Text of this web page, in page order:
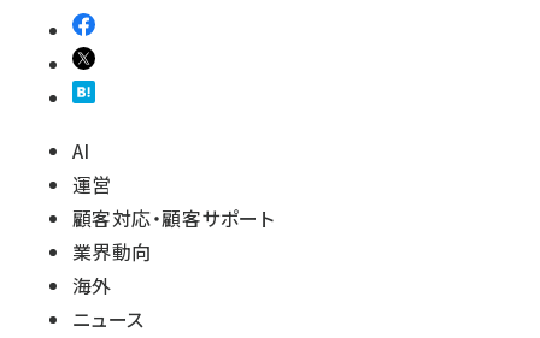
AI
運営
顧客対応・顧客サポート
業界動向
海外
ニュース